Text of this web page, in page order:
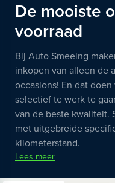
De mooiste
voorraad
Bij Auto Smeeing
inkopen van alleen de
occasions! En dat
selectief te werk te
van de beste kwaliteit.
met uitgebreide
kilometerstand.
Lees meer